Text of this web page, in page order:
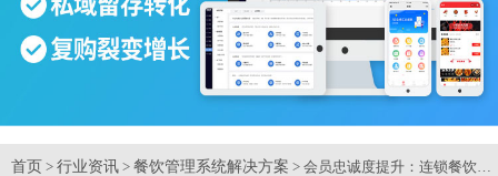
首页 > 行业资讯 > 餐饮管理系统解决方案 > 会员忠诚度提升：连锁餐饮